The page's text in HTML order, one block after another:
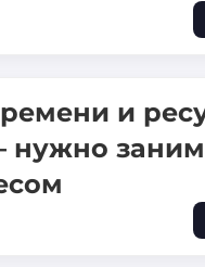
и
нужно